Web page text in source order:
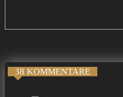
38 KOMMENTARE